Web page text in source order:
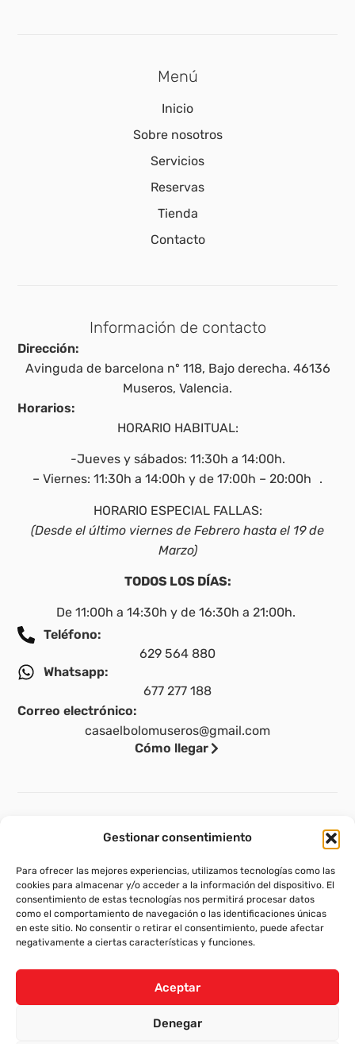
Gestionar consentimiento
Para ofrecer las mejores experiencias, utilizamos tecnologías como las
cookies para almacenar y/o acceder a la información del dispositivo. El
consentimiento de estas tecnologías nos permitirá procesar datos
como el comportamiento de navegación o las identificaciones únicas
en este sitio. No consentir o retirar el consentimiento, puede afectar
negativamente a ciertas características y funciones.
Aceptar
Denegar
Menú
Inicio
Sobre nosotros
Servicios
Reservas
Tienda
Contacto
Información de contacto
Dirección:
Avinguda de barcelona nº 118, Bajo derecha. 46136
Museros, Valencia.
Horarios:
HORARIO HABITUAL:
-Jueves y sábados: 11:30h a 14:00h.
– Viernes: 11:30h a 14:00h y de 17:00h – 20:00h .
HORARIO ESPECIAL FALLAS:
(Desde el último viernes de Febrero hasta el 19 de
Marzo)
TODOS LOS DÍAS:
De 11:00h a 14:30h y de 16:30h a 21:00h.
Teléfono:
629 564 880
Whatsapp:
677 277 188
Correo electrónico:
casaelbolomuseros@gmail.com
Cómo llegar
Política de privacidad
Política de cookies (UE)
Política de envíos y devoluciones